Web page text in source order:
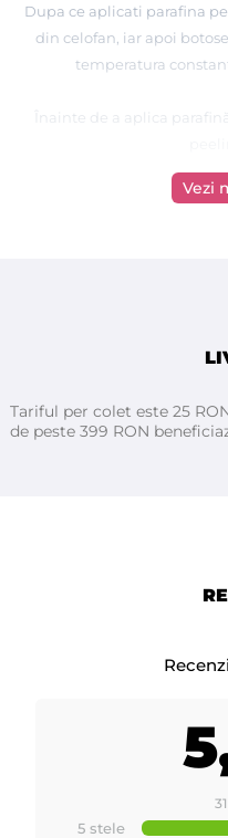
Dupa ce aplicati parafina
din celofan, iar apoi
temperatura
Înainte de a aplica
Mod
mentinerea
Vezi
Tariful per colet este 25
de peste 399 RON
5 stele